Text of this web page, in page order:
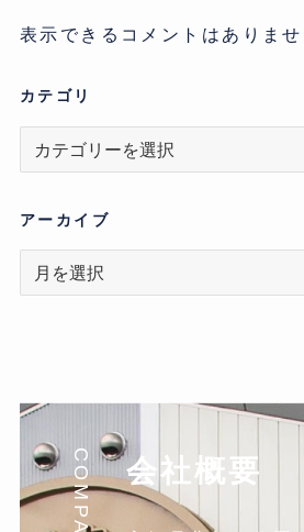
表示できるコメントはありませ
カテゴリ
リ
アーカイブ
ア
会社概要